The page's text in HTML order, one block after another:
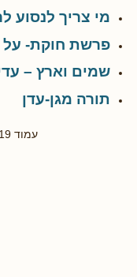
מי צריך לנסוע
פרשת חוקת-
שמים וארץ –
תורה מגן-עדן
עמוד 19 מתוך 19